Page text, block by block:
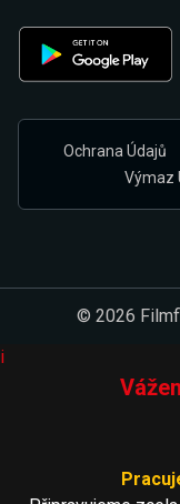
Ochrana Údajů
Výmaz
© 2026
i